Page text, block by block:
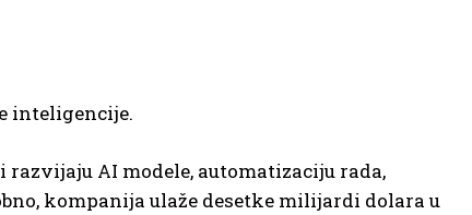
inteligencije.
AI modele, automatizaciju rada,
kompanija ulaže desetke milijardi dolara u